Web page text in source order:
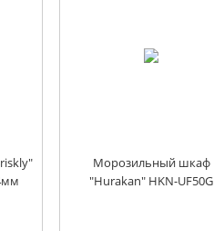
Морозильный шкаф
"Hurakan" HKN-UF50G